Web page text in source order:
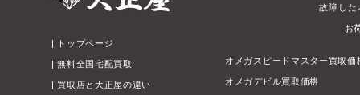
| トップページ
|無料全国宅配買取
| 買取店と大正屋の違い
故障した
お
オメガスピードマスター買取価
オメガデビル買取価格